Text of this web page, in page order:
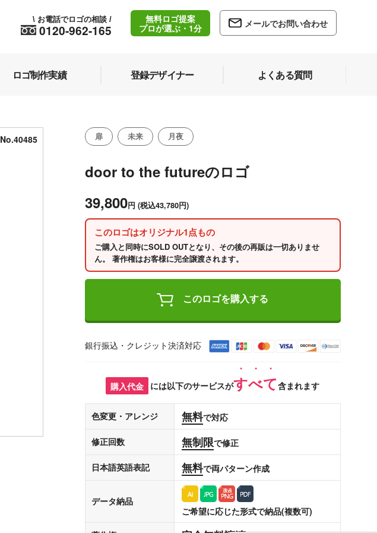
0120-962-165
\ お電話でロゴの相談 /
無料ロゴ提案
プロが選ぶ・1分
メールでお問い合わせ
ロゴ制作実績 登録デザイナー よくある質問
No.40485 扉 未来 月夜
door to the futureのロゴ
39,800円 (税込43,780円)
このロゴはオリジナル1点もの
ご購入と同時にSOLD OUTとなり、その後の再販は一切ありませ
ん。 著作権はお客様に完全譲渡されます。
このロゴを購入する
銀行振込・クレジット決済対応
購入代金 には以下のサービスがすべて含まれます
色変更・アレンジ 無料で対応
修正回数 無制限で修正
日本語英語表記 無料で両パターン作成
データ納品
ご希望に応じた形式で納品(複数可)